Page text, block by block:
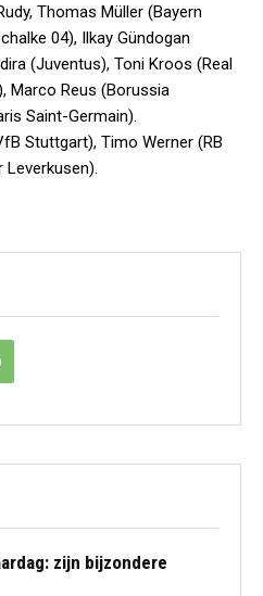
Thomas Müller (Bayern
04), Ilkay Gündogan
(Juventus), Toni Kroos (Real
Marco Reus (Borussia
Saint-Germain).
Stuttgart), Timo Werner (RB
Leverkusen).
zijn bijzondere